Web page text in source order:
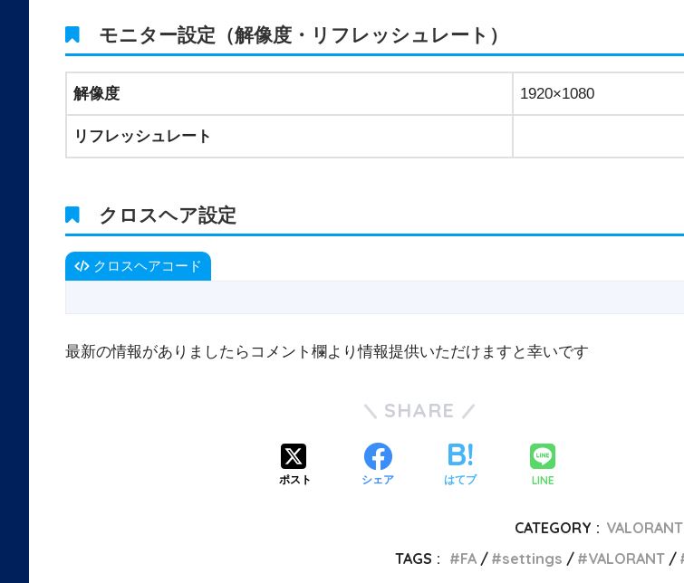
モニター設定（解像度・リフレッシュレート）
解像度 1920×1080
リフレッシュレート
クロスヘア設定
クロスヘアコード
最新の情報がありましたらコメント欄より情報提供いただけますと幸いです
SHARE
ポスト シェア はてブ LINE
CATEGORY : VALORANT
TAGS :
FA settings VALORANT